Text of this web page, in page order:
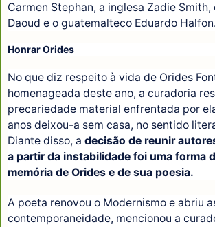
Carmen Stephan, a inglesa Zadie Smith,
Daoud e o guatemalteco Eduardo Halfon.
Honrar Orides
No que diz respeito à vida de Orides
homenageada deste ano, a curadoria
precariedade material enfrentada por
anos deixou-a sem casa, no sentido
Diante disso, a decisão de reunir
a partir da instabilidade foi uma forma
memória de Orides e de sua poesia.
A poeta renovou o Modernismo e abriu
contemporaneidade, mencionou a